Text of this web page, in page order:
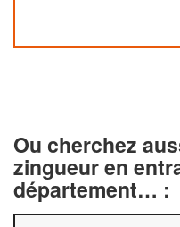
Ou cherchez
zingueur en
département… :